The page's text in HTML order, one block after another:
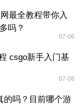
最全教程带你入
吗？
07-06
csgo新手入门基
07-06
的吗？目前哪个游